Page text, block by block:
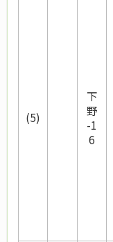
(5)
下
野
-1
6